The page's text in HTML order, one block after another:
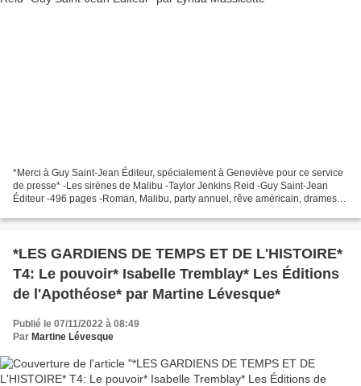
*Merci à Guy Saint-Jean Éditeur, spécialement à Geneviève pour ce service
de presse* -Les sirènes de Malibu -Taylor Jenkins Reid -Guy Saint-Jean
Éditeur -496 pages -Roman, Malibu, party annuel, rêve américain, drames,
*LES GARDIENS DE TEMPS ET DE L'HISTOIRE*
T4: Le pouvoir* Isabelle Tremblay* Les Éditions
de l'Apothéose* par Martine Lévesque*
Publié le 07/11/2022 à 08:49
Par Martine Lévesque